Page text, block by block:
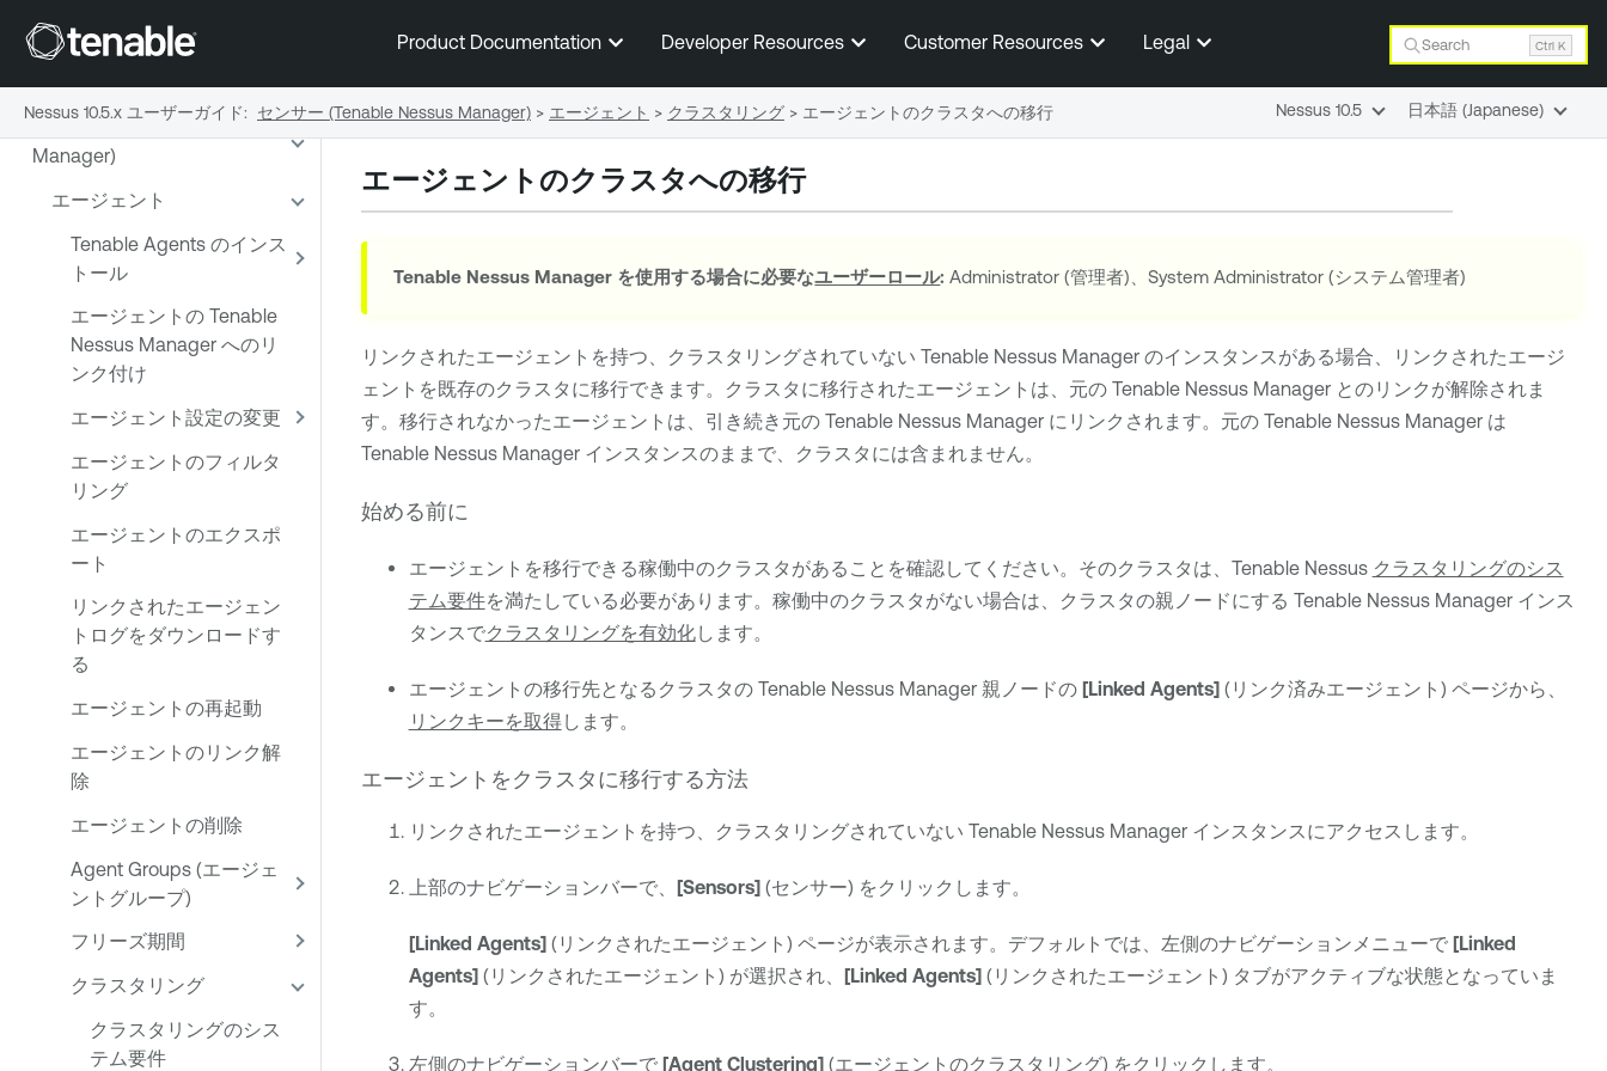
メインコンテンツに移動する
Product Documentation Developer Resources Customer Resources Legal Search Ctrl K
ようこそ
スキャン
センサー (Tenable Nessus
Manager)
エージェント
Tenable Agents のインス
トール
エージェントの Tenable
Nessus Manager へのリ
ンク付け
エージェント設定の変更
エージェントのフィルタ
リング
エージェントのエクスポ
ート
リンクされたエージェン
トログをダウンロードす
る
エージェントの再起動
エージェントのリンク解
除
エージェントの削除
Agent Groups (エージェ
ントグループ)
フリーズ期間
クラスタリング
クラスタリングのシス
テム要件
エージェントのクラスタへの移行
Tenable Nessus Manager を使用する場合に必要なユーザーロール: Administrator (管理者)、System Administrator (システム管理者)
リンクされたエージェントを持つ、クラスタリングされていない Tenable Nessus Managerのインスタンスがある場合、リンクされたエージ
ェントを既存のクラスタに移行できます。クラスタに移行されたエージェントは、元の Tenable Nessus Managerとのリンクが解除されま
す。移行されなかったエージェントは、引き続き元の Tenable Nessus Managerにリンクされます。元の Tenable Nessus Managerは
Tenable Nessus Managerインスタンスのままで、クラスタには含まれません。
始める前に
エージェントを移行できる稼働中のクラスタがあることを確認してください。そのクラスタは、 Tenable Nessus クラスタリングのシス
テム要件を満たしている必要があります。稼働中のクラスタがない場合は、クラスタの親ノードにする Tenable Nessus Managerインス
タンスでクラスタリングを有効化します。
エージェントの移行先となるクラスタの Tenable Nessus Manager親ノードの [Linked Agents] (リンク済みエージェント) ページから、
リンクキーを取得します。
エージェントをクラスタに移行する方法
リンクされたエージェントを持つ、クラスタリングされていない Tenable Nessus Managerインスタンスにアクセスします。
上部のナビゲーションバーで、 [Sensors] (センサー) をクリックします。
[Linked Agents] (リンクされたエージェント) ページが表示されます。デフォルトでは、左側のナビゲーションメニューで [Linked
Agents] (リンクされたエージェント) が選択され、 [Linked Agents] (リンクされたエージェント) タブがアクティブな状態となっていま
す。
左側のナビゲーションバーで [Agent Clustering] (エージェントのクラスタリング) をクリックします。
Nessus 10.5.x ユーザーガイド: センサー (Tenable Nessus Manager) > エージェント > クラスタリング > エージェントのクラスタへの移行 Nessus 10.5 日本語 (Japanese)